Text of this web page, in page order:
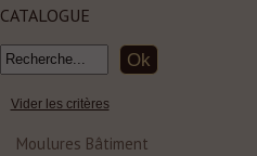
CATALOGUE
Vider les critères
Moulures Bâtiment